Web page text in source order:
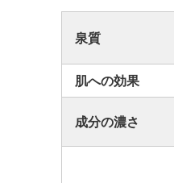
泉質
肌への効果
成分の濃さ